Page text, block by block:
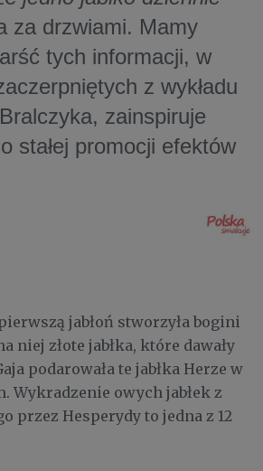
za drzwiami. Mamy
tych informacji, w
z wykładu
zainspiruje
stałej promocji efektów
jabłoń stworzyła bogini
niej złote jabłka, które dawały
podarowała te jabłka Herze w
Wykradzenie owych jabłek z
przez Hesperydy to jedna z 12